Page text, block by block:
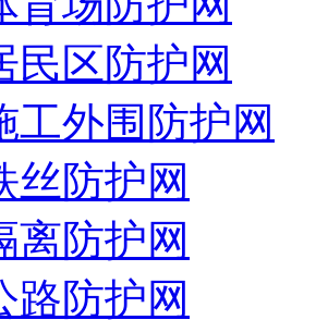
民区防护网
工外围防护网
丝防护网
离防护网
路防护网